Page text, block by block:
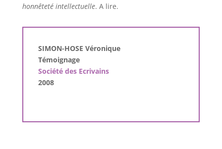
honnêteté intellectuelle. A lire.
SIMON-HOSE Véronique
Témoignage
Société des Ecrivains
2008